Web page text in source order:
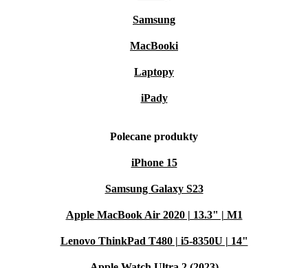
Samsung
MacBooki
Laptopy
iPady
Polecane produkty
iPhone 15
Samsung Galaxy S23
Apple MacBook Air 2020 | 13.3" | M1
Lenovo ThinkPad T480 | i5-8350U | 14"